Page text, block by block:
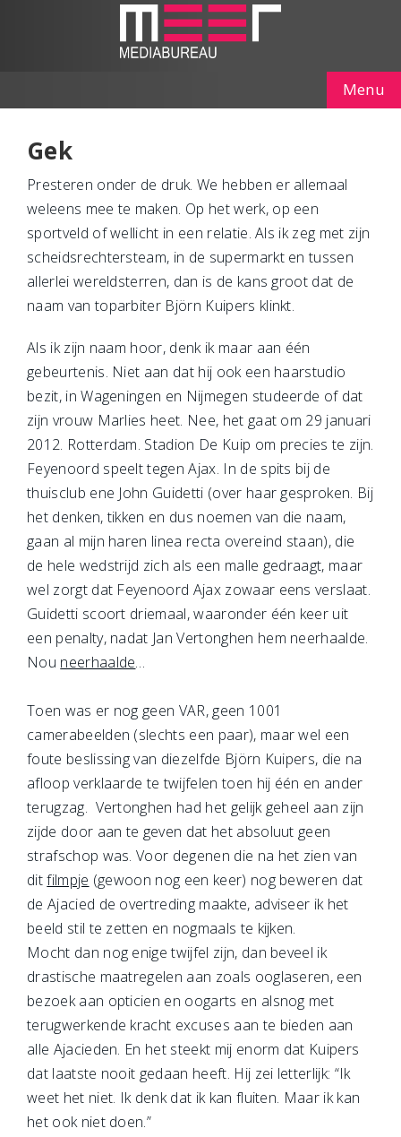
Menu
Gek
Presteren onder de druk. We hebben er allemaal
weleens mee te maken. Op het werk, op een
sportveld of wellicht in een relatie. Als ik zeg met zijn
scheidsrechtersteam, in de supermarkt en tussen
allerlei wereldsterren, dan is de kans groot dat de
naam van toparbiter Björn Kuipers klinkt.
Als ik zijn naam hoor, denk ik maar aan één
gebeurtenis. Niet aan dat hij ook een haarstudio
bezit, in Wageningen en Nijmegen studeerde of dat
zijn vrouw Marlies heet. Nee, het gaat om 29 januari
2012. Rotterdam. Stadion De Kuip om precies te zijn.
Feyenoord speelt tegen Ajax. In de spits bij de
thuisclub ene John Guidetti (over haar gesproken. Bij
het denken, tikken en dus noemen van die naam,
gaan al mijn haren linea recta overeind staan), die
de hele wedstrijd zich als een malle gedraagt, maar
wel zorgt dat Feyenoord Ajax zowaar eens verslaat.
Guidetti scoort driemaal, waaronder één keer uit
een penalty, nadat Jan Vertonghen hem neerhaalde.
Nou neerhaalde…
Toen was er nog geen VAR, geen 1001
camerabeelden (slechts een paar), maar wel een
foute beslissing van diezelfde Björn Kuipers, die na
afloop verklaarde te twijfelen toen hij één en ander
terugzag. Vertonghen had het gelijk geheel aan zijn
zijde door aan te geven dat het absoluut geen
strafschop was. Voor degenen die na het zien van
ditfilmpje (gewoon nog een keer) nog beweren dat
de Ajacied de overtreding maakte, adviseer ik het
beeld stil te zetten en nogmaals te kijken.
Mocht dan nog enige twijfel zijn, dan beveel ik
drastische maatregelen aan zoals ooglaseren, een
bezoek aan opticien en oogarts en alsnog met
terugwerkende kracht excuses aan te bieden aan
alle Ajacieden. En het steekt mij enorm dat Kuipers
dat laatste nooit gedaan heeft. Hij zei letterlijk: “Ik
weet het niet. Ik denk dat ik kan fluiten. Maar ik kan
het ook niet doen.”